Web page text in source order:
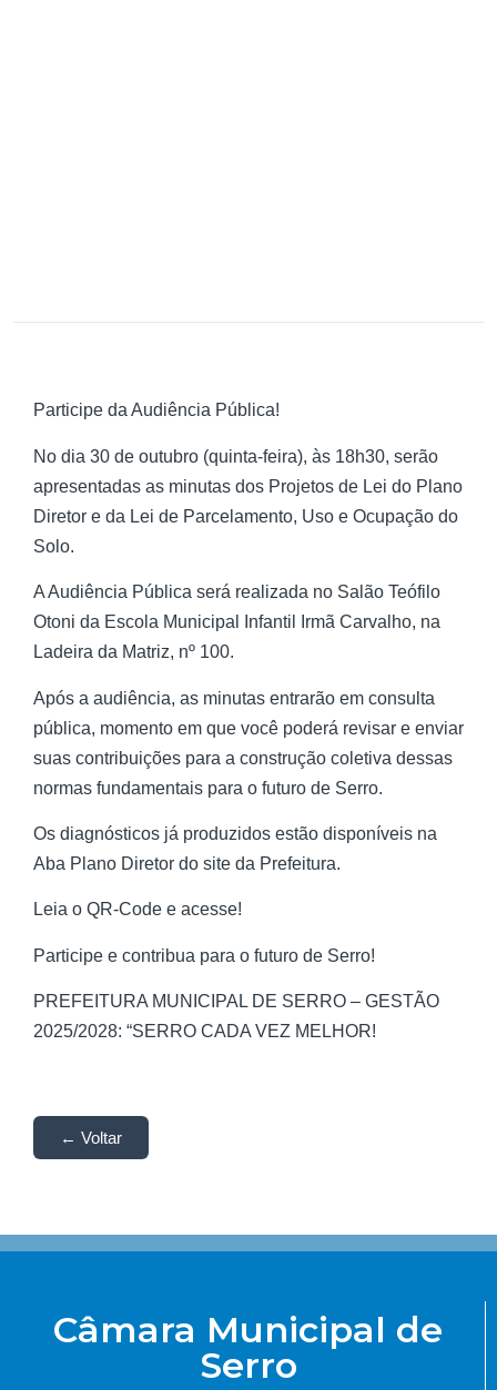
Participe da Audiência Pública!
No dia 30 de outubro (quinta-feira), às 18h30, serão
apresentadas as minutas dos Projetos de Lei do Plano
Diretor e da Lei de Parcelamento, Uso e Ocupação do
Solo.
A Audiência Pública será realizada no Salão Teófilo
Otoni da Escola Municipal Infantil Irmã Carvalho, na
Ladeira da Matriz, nº 100.
Após a audiência, as minutas entrarão em consulta
pública, momento em que você poderá revisar e enviar
suas contribuições para a construção coletiva dessas
normas fundamentais para o futuro de Serro.
Os diagnósticos já produzidos estão disponíveis na
Aba Plano Diretor do site da Prefeitura.
Leia o QR-Code e acesse!
Participe e contribua para o futuro de Serro!
PREFEITURA MUNICIPAL DE SERRO – GESTÃO
2025/2028: “SERRO CADA VEZ MELHOR!
← Voltar
Câmara Municipal de
Serro